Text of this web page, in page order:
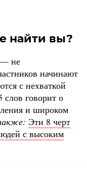
найти вы?
— не
начинают
с нехваткой
слов говорит о
и широком
Эти 8 черт
с высоким